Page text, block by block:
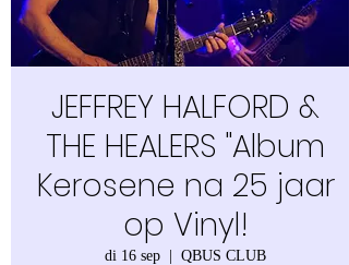
JEFFREY HALFORD &
THE HEALERS "Album
Kerosene na 25 jaar
op Vinyl!
di 16 sep QBUS CLUB